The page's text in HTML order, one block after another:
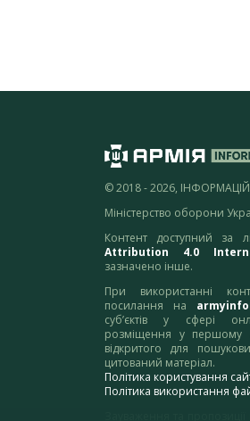
© 2018 - 2026,
Міністерство оборони
Контент доступний за
Attribution 4.0
зазначено інше.
При використанні
посилання на
суб’єктів у сфері
розміщення у першому
відкритого для
цитований матеріал.
Політика користування
Політика використання